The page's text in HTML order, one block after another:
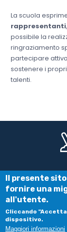
La scuola
rappresentanti,
possibile la
ringraziamento
partecipare
sostenere i
talenti.
Il presente
fornire una
all'utente.
Cliccando
dispositivo.
Maggiori informazioni